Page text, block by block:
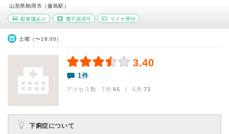
山形県鶴岡市（藤島駅）
駐車場あり 電子決済可 マイナ受付
土曜（〜18:00）
3.40
1件
アクセス数 7月:65 | 6月:73
下痢症について